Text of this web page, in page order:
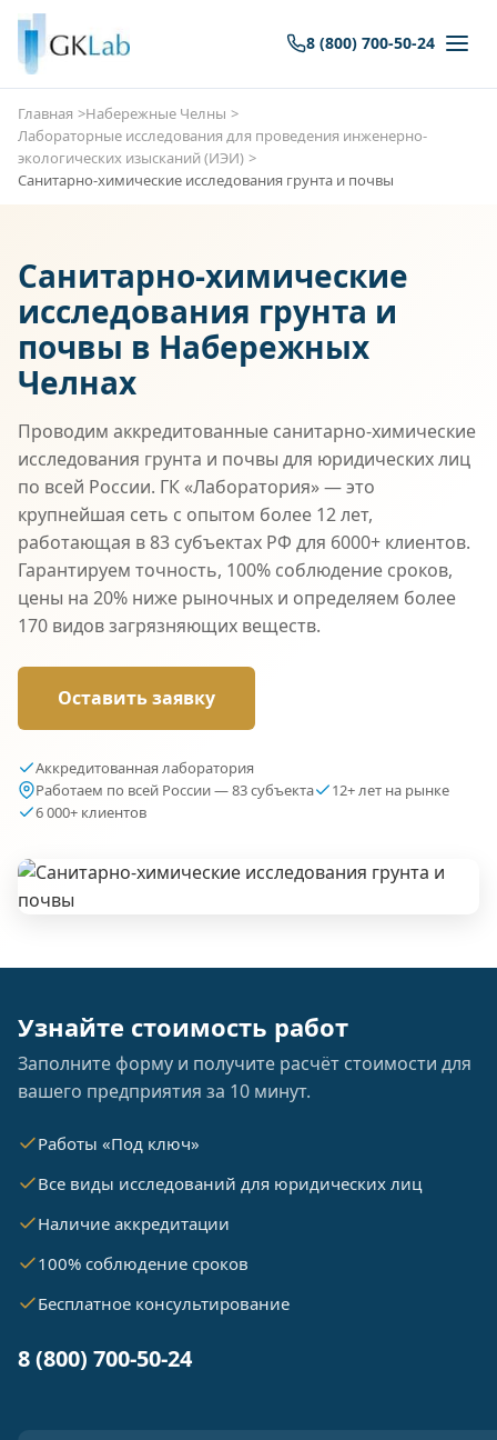
8 (800) 700-50-24
Главная
Набережные Челны
Лабораторные исследования для проведения инженерно-
экологических изысканий (ИЭИ)
Санитарно-химические исследования грунта и почвы
Санитарно-химические
исследования грунта и
почвы в Набережных
Челнах
Проводим аккредитованные санитарно-химические
исследования грунта и почвы для юридических лиц
по всей России. ГК «Лаборатория» — это
крупнейшая сеть с опытом более 12 лет,
работающая в 83 субъектах РФ для 6000+ клиентов.
Гарантируем точность, 100% соблюдение сроков,
цены на 20% ниже рыночных и определяем более
170 видов загрязняющих веществ.
Оставить заявку
Аккредитованная лаборатория
Работаем по всей России — 83 субъекта
12+ лет на рынке
6 000+ клиентов
Узнайте стоимость работ
Заполните форму и получите расчёт стоимости для
вашего предприятия за 10 минут.
Работы «Под ключ»
Все виды исследований для юридических лиц
Наличие аккредитации
100% соблюдение сроков
Бесплатное консультирование
8 (800) 700-50-24